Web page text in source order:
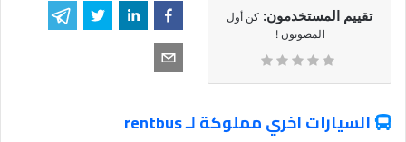
تقييم المستخدمون: كن أول
المصوتون !
السيارات اخري مملوكة لـ rentbus